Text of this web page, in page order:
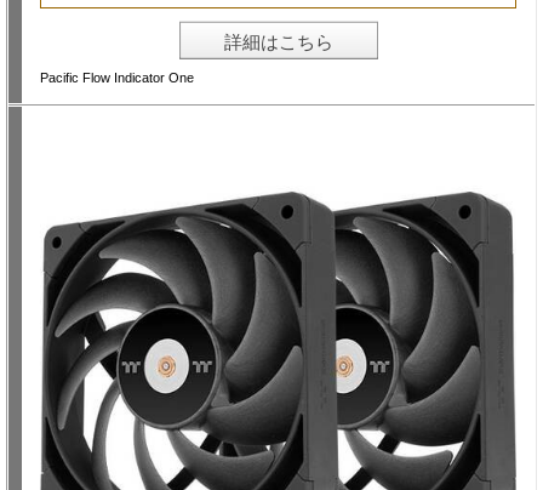
詳細はこちら
Pacific Flow Indicator One